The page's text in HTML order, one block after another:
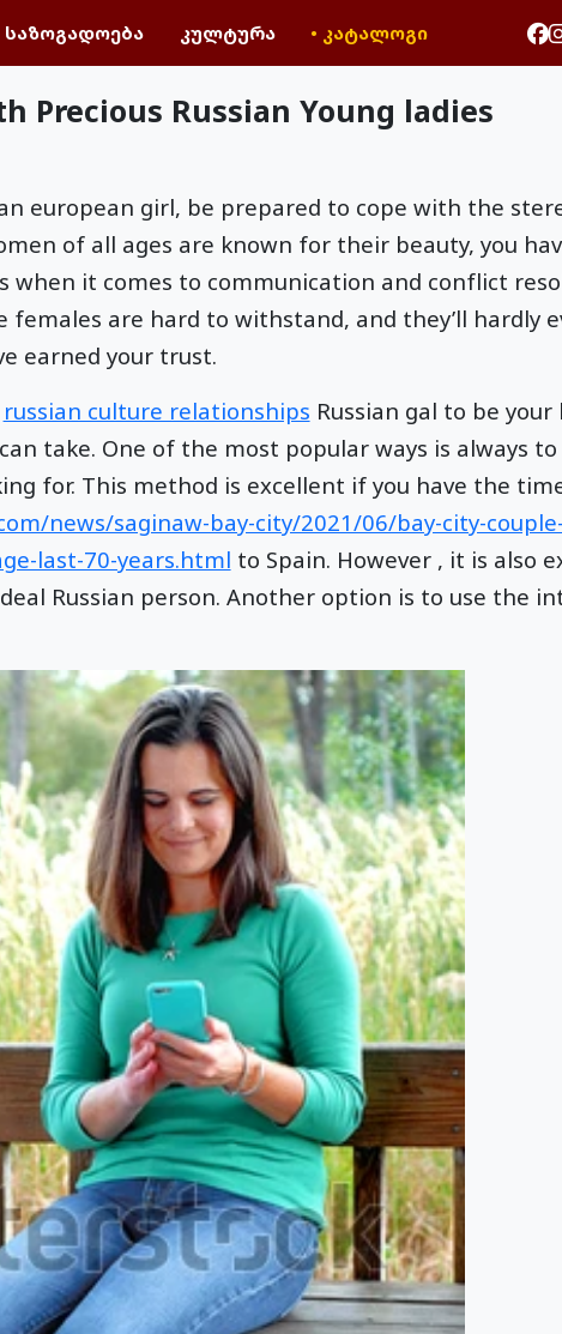
საზოგადოება კულტურა • კატალოგი
Precious Russian Young ladies
european girl, be prepared to cope with the
of all ages are known for their beauty, you
when it comes to communication and conflict
females are hard to withstand, and they’ll hardly
earned your trust.
russian culture relationships Russian gal to be
take. One of the most popular ways is always
for. This method is excellent if you have the
news/saginaw-bay-city/2021/06/bay-city-
last-70-years.html to Spain. However , it is also
Russian person. Another option is to use the